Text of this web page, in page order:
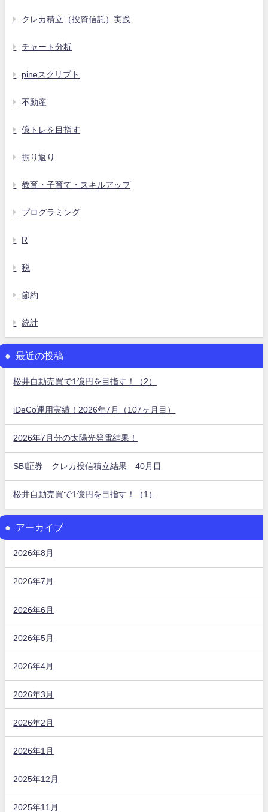
クレカ積立（投資信託）実践
チャート分析
pineスクリプト
不動産
億トレを目指す
振り返り
教育・子育て・スキルアップ
プログラミング
R
税
節約
統計
最近の投稿
松井自動売買で1億円を目指す！（2）
iDeCo運用実績！2026年7月（107ヶ月目）
2026年7月分の太陽光発電結果！
SBI証券 クレカ投信積立結果 40月目
松井自動売買で1億円を目指す！（1）
アーカイブ
2026年8月
2026年7月
2026年6月
2026年5月
2026年4月
2026年3月
2026年2月
2026年1月
2025年12月
2025年11月